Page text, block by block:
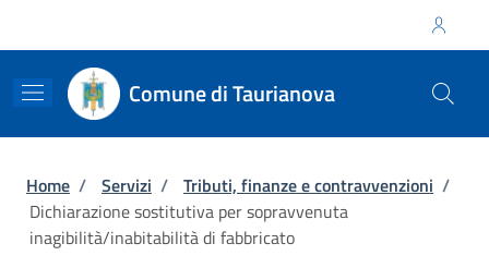
Comune di Taurianova
Briciole di pane
Home / Servizi / Tributi, finanze e contravvenzioni /
Dichiarazione sostitutiva per sopravvenuta
inagibilità/inabitabilità di fabbricato